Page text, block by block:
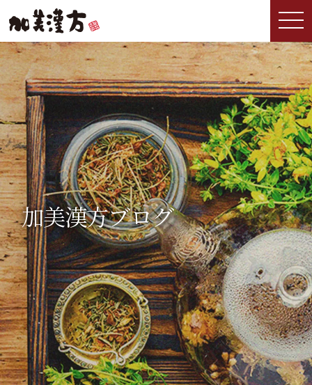
加美漢方ブログ